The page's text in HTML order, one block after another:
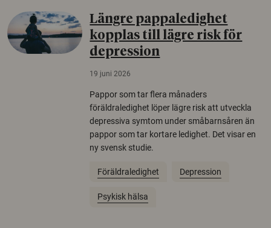
Längre pappaledighet
kopplas till lägre risk för
depression
19 juni 2026
Pappor som tar flera månaders
föräldraledighet löper lägre risk att utveckla
depressiva symtom under småbarnsåren än
pappor som tar kortare ledighet. Det visar en
ny svensk studie.
Föräldraledighet Depression
Psykisk hälsa